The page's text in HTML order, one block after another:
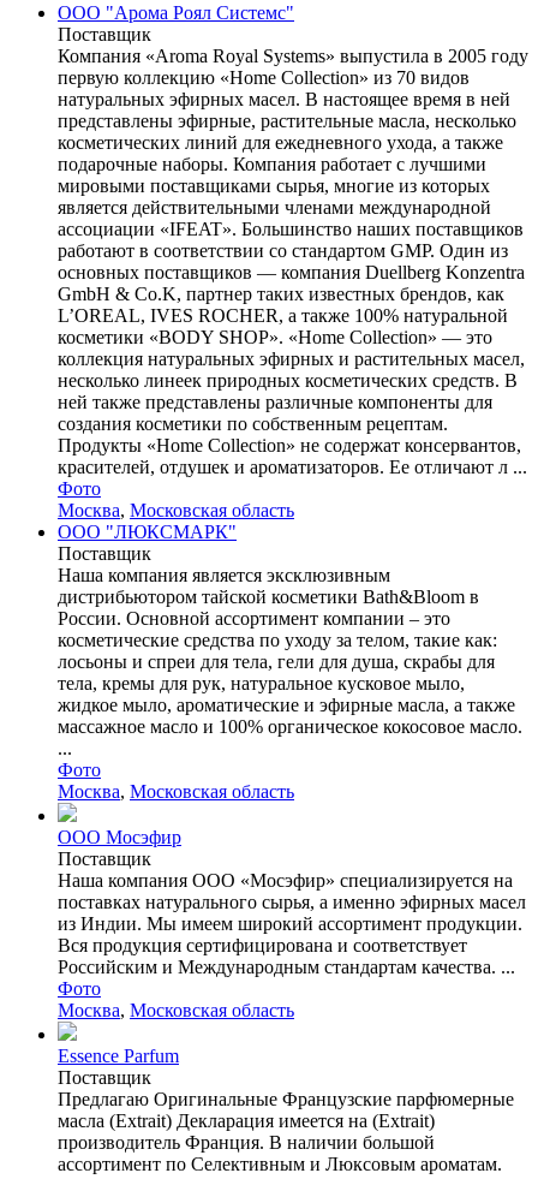
ООО "Арома Роял Системс"
Поставщик
Компания «Aroma Royal Systems» выпустила в 2005 году
первую коллекцию «Home Collection» из 70 видов
натуральных эфирных масел. В настоящее время в ней
представлены эфирные, растительные масла, несколько
косметических линий для ежедневного ухода, а также
подарочные наборы. Компания работает с лучшими
мировыми поставщиками сырья, многие из которых
является действительными членами международной
ассоциации «IFEAT». Большинство наших поставщиков
работают в соответствии со стандартом GMP. Один из
основных поставщиков — компания Duellberg Konzentra
GmbH & Co.K, партнер таких известных брендов, как
L’OREAL, IVES ROCHER, а также 100% натуральной
косметики «BODY SHOP». «Home Collection» — это
коллекция натуральных эфирных и растительных масел,
несколько линеек природных косметических средств. В
ней также представлены различные компоненты для
создания косметики по собственным рецептам.
Продукты «Home Collection» не содержат консервантов,
красителей, отдушек и ароматизаторов. Ее отличают л ...
Фото
Москва, Московская область
ООО "ЛЮКСМАРК"
Поставщик
Наша компания является эксклюзивным
дистрибьютором тайской косметики Bath&Bloom в
России. Основной ассортимент компании – это
косметические средства по уходу за телом, такие как:
лосьоны и спреи для тела, гели для душа, скрабы для
тела, кремы для рук, натуральное кусковое мыло,
жидкое мыло, ароматические и эфирные масла, а также
массажное масло и 100% органическое кокосовое масло.
...
Фото
Москва, Московская область
ООО Мосэфир
Поставщик
Наша компания ООО «Мосэфир» специализируется на
поставках натурального сырья, а именно эфирных масел
из Индии. Мы имеем широкий ассортимент продукции.
Вся продукция сертифицирована и соответствует
Российским и Международным стандартам качества. ...
Фото
Москва, Московская область
Essence Parfum
Поставщик
Предлагаю Оригинальные Французские парфюмерные
масла (Extrait) Декларация имеется на (Extrait)
производитель Франция. В наличии большой
ассортимент по Селективным и Люксовым ароматам.